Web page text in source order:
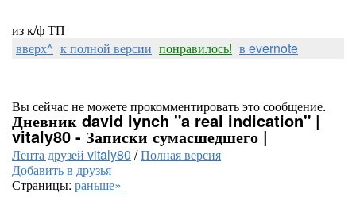
из к/ф ТП
вверх^ к полной версии понравилось! в evernote
Вы сейчас не можете прокомментировать это сообщение.
Дневник david lynch "a real indication" |
vitaly80 - Записки сумасшедшего |
Лента друзей vitaly80 /Полная версия
Добавить в друзья
Страницы: раньше»